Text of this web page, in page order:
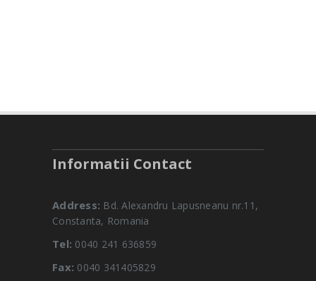
Informatii Contact
Address: Bd. Alexandru Lapusneanu nr.11,
Constanta, Romania
Tel: 0040 241 636859
Fax: 0040 341405829